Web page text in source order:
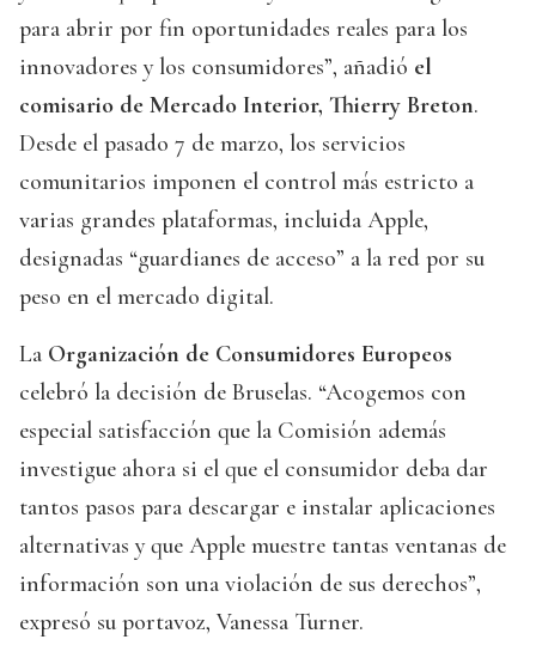
para abrir por fin oportunidades reales para los
innovadores y los consumidores”, añadió el
comisario de Mercado Interior, Thierry Breton.
Desde el pasado 7 de marzo, los servicios
comunitarios imponen el control más estricto a
varias grandes plataformas, incluida Apple,
designadas “guardianes de acceso” a la red por su
peso en el mercado digital.
La Organización de Consumidores Europeos
celebró la decisión de Bruselas. “Acogemos con
especial satisfacción que la Comisión además
investigue ahora si el que el consumidor deba dar
tantos pasos para descargar e instalar aplicaciones
alternativas y que Apple muestre tantas ventanas de
información son una violación de sus derechos”,
expresó su portavoz, Vanessa Turner.